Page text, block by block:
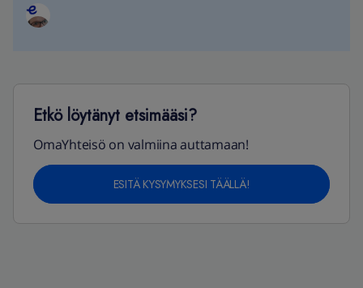
Etkö löytänyt etsimääsi?
OmaYhteisö on valmiina auttamaan!
ESITÄ KYSYMYKSESI TÄÄLLÄ!